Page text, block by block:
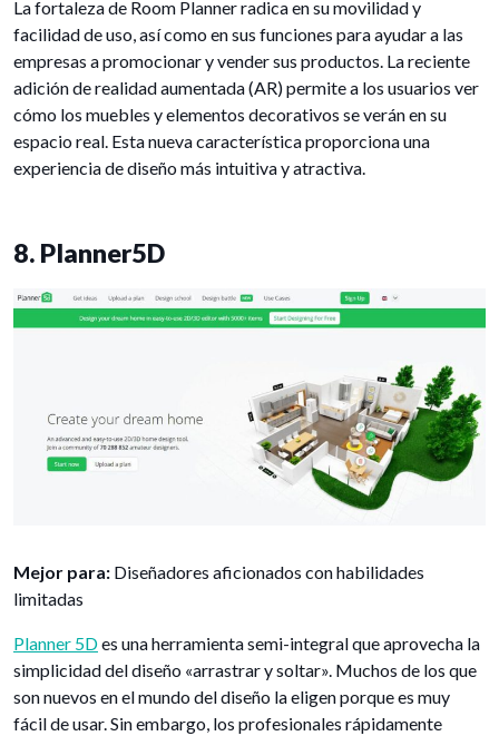
La fortaleza de Room Planner radica en su movilidad y
facilidad de uso, así como en sus funciones para ayudar a las
empresas a promocionar y vender sus productos. La reciente
adición de realidad aumentada (AR) permite a los usuarios ver
cómo los muebles y elementos decorativos se verán en su
espacio real. Esta nueva característica proporciona una
experiencia de diseño más intuitiva y atractiva.
8. Planner5D
Mejor para: Diseñadores aficionados con habilidades
limitadas
Planner 5Des una herramienta semi-integral que aprovecha la
simplicidad del diseño «arrastrar y soltar». Muchos de los que
son nuevos en el mundo del diseño la eligen porque es muy
fácil de usar. Sin embargo, los profesionales rápidamente